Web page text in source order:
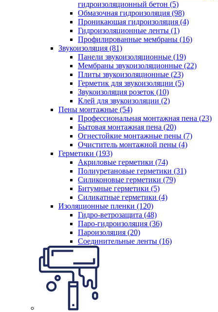
гидроизоляционный бетон (5)
Обмазочная гидроизоляция (98)
Проникающая гидроизоляция (4)
Гидроизоляционные ленты (1)
Профилированные мембраны (16)
Звукоизоляция (81)
Панели звукоизоляционные (19)
Мембраны звукоизоляционные (22)
Плиты звукоизоляционные (23)
Герметик для звукоизоляции (5)
Звукоизоляция розеток (10)
Клей для звукоизоляции (2)
Пены монтажные (54)
Профессиональная монтажная пена (23)
Бытовая монтажная пена (20)
Огнестойкие монтажные пены (7)
Очиститель монтажной пены (4)
Герметики (193)
Акриловые герметики (74)
Полиуретановые герметики (31)
Силиконовые герметики (79)
Битумные герметики (5)
Силикатные герметики (4)
Изоляционные пленки (120)
Гидро-ветрозащита (48)
Паро-гидроизоляция (36)
Пароизоляция (20)
Соединительные ленты (16)